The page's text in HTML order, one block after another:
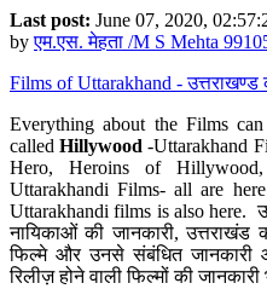
Last post: June 07, 2020,
byएम.एस. मेहता /M S Mehta
Films of Uttarakhand - उत्तराखण्ड
Everything about the Films
calledHillywood-Uttarakhand
Hero, Heroins of
Uttarakhandi Films- all are
Uttarakhandi films is also here.
नायिकाओं की जानकारी, उत्तराखंड
फिल्मे और उनसे संबंधित
रिलीज़ होने वाली फिल्मों की